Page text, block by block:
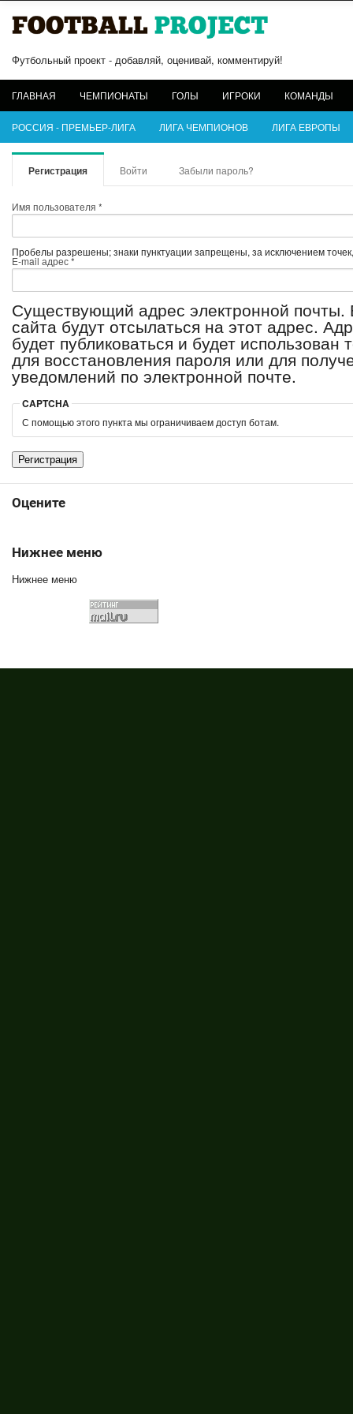
Футбольный проект - добавляй, оценивай, комментируй!
ГЛАВНАЯ ЧЕМПИОНАТЫ ГОЛЫ ИГРОКИ КОМАНДЫ
РОССИЯ - ПРЕМЬЕР-ЛИГА ЛИГА ЧЕМПИОНОВ ЛИГА ЕВРОПЫ
Регистрация (активная вкладка)
Войти Забыли пароль?
Имя пользователя *
Пробелы разрешены; знаки пунктуации запрещены, за исключением
E-mail адрес*
Существующий адрес электронной
сайта будут отсылаться на этот адрес.
будет публиковаться и будет
для восстановления пароля или для
уведомлений по электронной почте.
CAPTCHA
С помощью этого пункта мы ограничиваем доступ ботам.
Оцените
Нижнее меню
Нижнее меню